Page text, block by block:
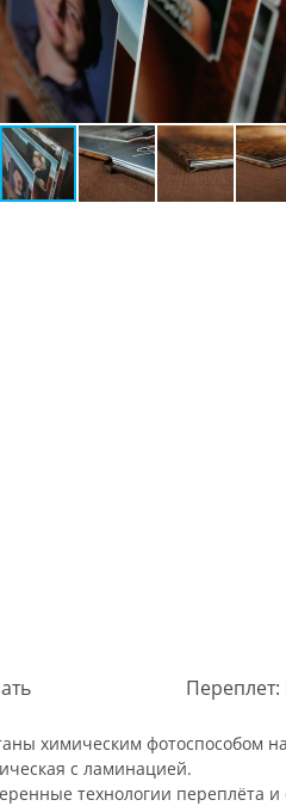
химическим фотоспособом
с ламинацией.
технологии переплёта